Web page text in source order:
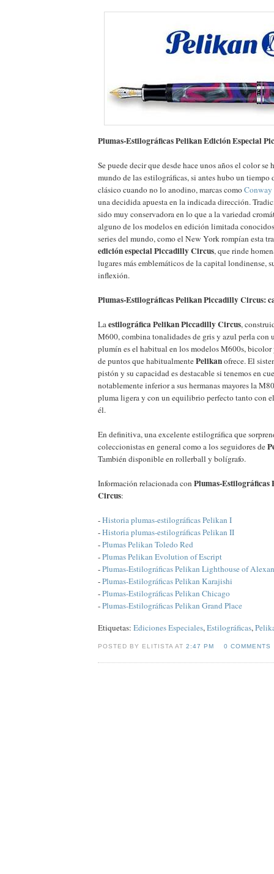
Plumas-Estilográficas Pelikan Edición Especial
Se puede decir que desde hace unos años el color se
mundo de las estilográficas, si antes hubo un tiempo
clásico cuando no lo anodino, marcas comoConway
una decidida apuesta en la indicada dirección.
sido muy conservadora en lo que a la variedad
alguno de los modelos en edición limitada
series del mundo, como el New York rompían esta
edición especial Piccadilly Circus, que rinde
lugares más emblemáticos de la capital londinense,
inflexión.
Plumas-Estilográficas Pelikan Piccadilly Circus:
Laestilográfica Pelikan Piccadilly Circus,
M600, combina tonalidades de gris y azul perla con
plumín es el habitual en los modelos M600s, bicolor
de puntos que habitualmentePelikanofrece. El
pistón y su capacidad es destacable si tenemos en
notablemente inferior a sus hermanas mayores la
pluma ligera y con un equilibrio perfecto tanto con
él.
En definitiva, una excelente estilográfica que
coleccionistas en general como a los seguidores de
También disponible en rollerball y bolígrafo.
Información relacionada con Plumas-
Circus:
-Historia plumas-estilográficas Pelikan I
-Historia plumas-estilográficas Pelikan II
-Plumas Pelikan Toledo Red
-Plumas Pelikan Evolution of Escript
-Plumas-Estilográficas Pelikan Lighthouse of
-Plumas-Estilográficas Pelikan Karajishi
-Plumas-Estilográficas Pelikan Chicago
-Plumas-Estilográficas Pelikan Grand Place
Etiquetas: Ediciones Especiales,Estilográficas,
POSTED BY ELITISTA AT2:47 PM 0 COMMENTS